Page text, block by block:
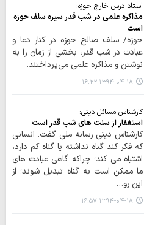
استاد درس خارج حوزه:
مذاكره علمي در شب قدر سيره سلف حوزه
است
حوزه/ سلف صالح حوزه در كنار دعا و
عبادت در شب قدر، بخشي از زمان را به
نوشتن و مذاکره علمی می‌پرداختند.
۱۳۹۴-۰۴-۱۸ ۱۶:۲۲
کارشناس مسائل دینی:
استغفار از سنت های شب قدر است
کارشناس دینی رسانه ملی گفت: انسانی
که فکر کند گناه نداشته یا گناه کم دارد،
اشتباه می کند؛ چراکه گاهی عبادت های
ما ممکن است به گناه تبدیل شوند؛ از
این رو…
۱۳۹۴-۰۴-۱۸ ۱۶:۵۷